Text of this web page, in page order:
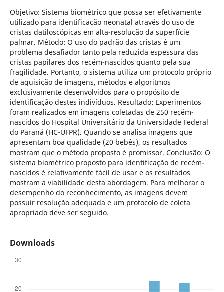
Objetivo: Sistema biométrico que possa ser efetivamente
utilizado para identificação neonatal através do uso de
cristas datiloscópicas em alta-resolução da superfície
palmar. Método: O uso do padrão das cristas é um
problema desafiador tanto pela reduzida espessura das
cristas papilares dos recém-nascidos quanto pela sua
fragilidade. Portanto, o sistema utiliza um protocolo próprio
de aquisição de imagens, métodos e algoritmos
exclusivamente desenvolvidos para o propósito de
identificação destes indivíduos. Resultado: Experimentos
foram realizados em imagens coletadas de 250 recém-
nascidos do Hospital Universitário da Universidade Federal
do Paraná (HC-UFPR). Quando se analisa imagens que
apresentam boa qualidade (20 bebês), os resultados
mostram que o método proposto é promissor. Conclusão: O
sistema biométrico proposto para identificação de recém-
nascidos é relativamente fácil de usar e os resultados
mostram a viabilidade desta abordagem. Para melhorar o
desempenho do reconhecimento, as imagens devem
possuir resolução adequada e um protocolo de coleta
apropriado deve ser seguido.
Downloads